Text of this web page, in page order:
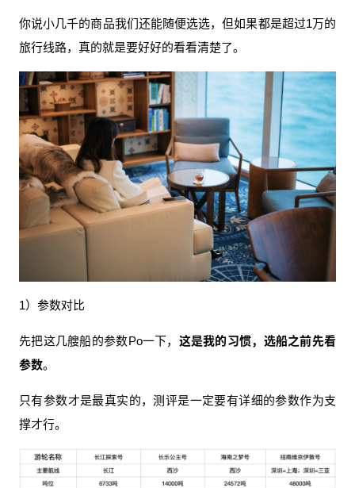
你说小几千的商品我们还能随便选选，但如果都是超过1万的
旅行线路，真的就是要好好的看看清楚了。
1）参数对比
先把这几艘船的参数Po一下， 这是我的习惯，选船之前先看
参数。
只有参数才是最真实的，测评是一定要有详细的参数作为支
撑才行。